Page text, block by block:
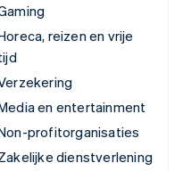
reizen en vrije
en entertainment
profitorganisaties
dienstverlening